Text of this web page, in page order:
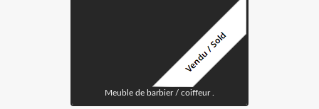
Meuble de barbier / coiffeur .